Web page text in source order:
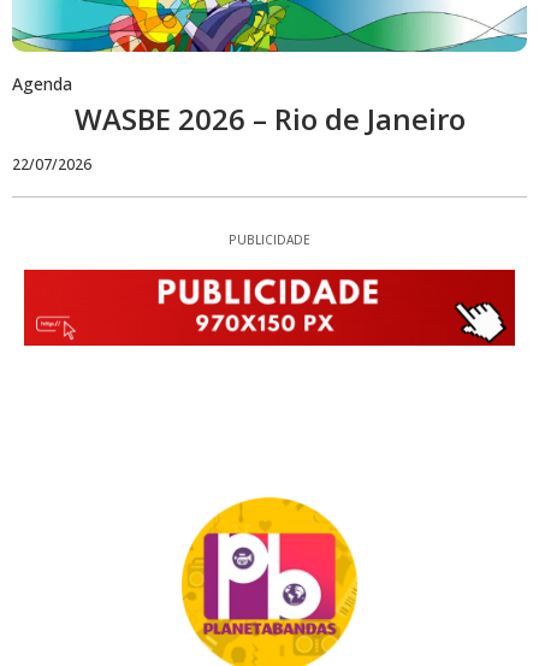
Agenda
WASBE 2026 – Rio de Janeiro
22/07/2026
PUBLICIDADE